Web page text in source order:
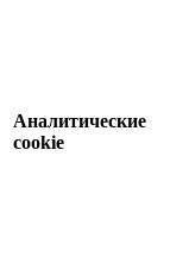
Аналитические
cookie